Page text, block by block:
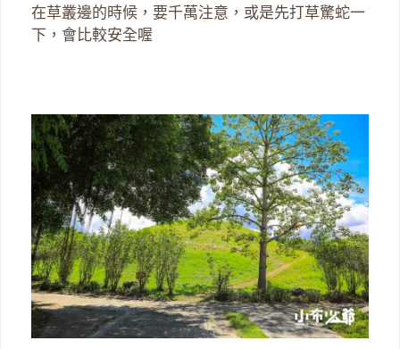
在草叢邊的時候，要千萬注意，或是先打草驚蛇一
下，會比較安全喔